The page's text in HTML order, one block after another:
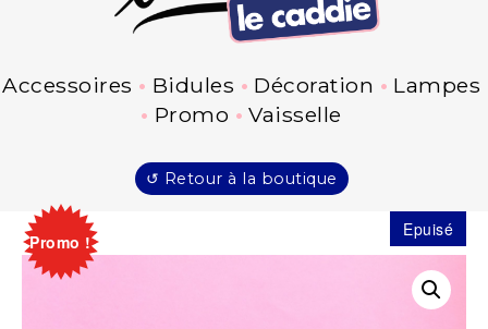
Accessoires Bidules Décoration
Lampes
Promo
Vaisselle
↺ Retour à la boutique
Promo !
Epuisé